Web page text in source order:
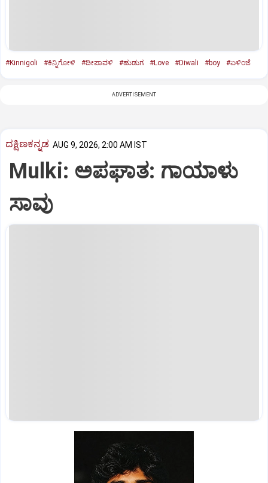
#Kinnigoli #ಕಿನ್ನಿಗೋಳಿ #ದೀಪಾವಳಿ #ಹುಡುಗ #Love #Diwali #boy #ಏಳಿಂಜೆ
ADVERTISEMENT
ದಕ್ಷಿಣಕನ್ನಡ AUG 9, 2026, 2:00 AM IST
Mulki: ಅಪಘಾತ: ಗಾಯಾಳು
ಸಾವು